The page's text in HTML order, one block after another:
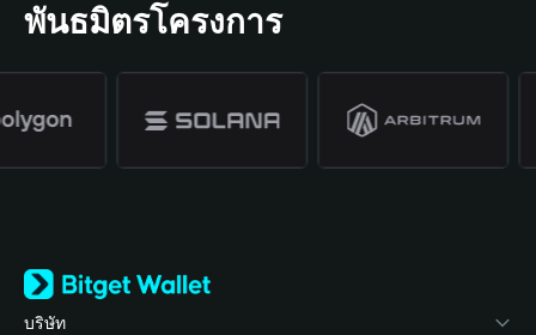
พันธมิตรโครงการ
บริษัท